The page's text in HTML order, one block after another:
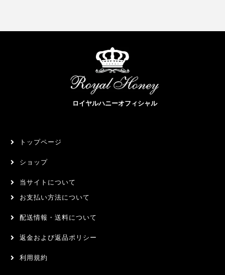
ロイヤルハニーオフィシャル
トップページ
ショップ
当サイトについて
お支払い方法について
配送情報・送料について
返金および返品ポリシー
利用規約